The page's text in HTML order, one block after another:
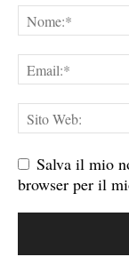
Salva il mio
browser per il